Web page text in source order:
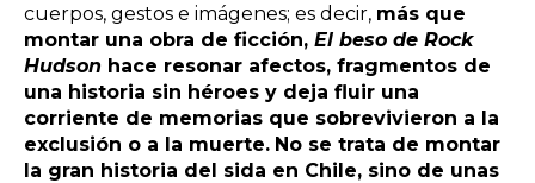
cuerpos, gestos e imágenes; es decir, más que
montar una obra de ficción, El beso de Rock
Hudson hace resonar afectos, fragmentos de
una historia sin héroes y deja fluir una
corriente de memorias que sobrevivieron a la
exclusión o a la muerte. No se trata de montar
la gran historia del sida en Chile, sino de unas